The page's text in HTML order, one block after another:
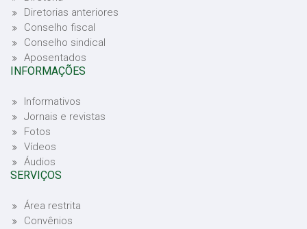
Diretorias anteriores
Conselho fiscal
Conselho sindical
Aposentados
INFORMAÇÕES
Informativos
Jornais e revistas
Fotos
Vídeos
Áudios
SERVIÇOS
Área restrita
Convênios